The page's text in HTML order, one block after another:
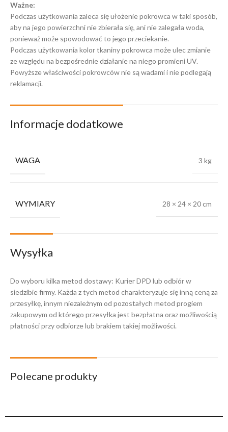
Ważne:
Podczas użytkowania zaleca się ułożenie pokrowca w taki sposób,
aby na jego powierzchni nie zbierała się, ani nie zalegała woda,
ponieważ może spowodować to jego przeciekanie.
Podczas użytkowania kolor tkaniny pokrowca może ulec zmianie
ze względu na bezpośrednie działanie na niego promieni UV.
Powyższe właściwości pokrowców nie są wadami i nie podlegają
reklamacji.
Informacje dodatkowe
WAGA 3 kg
WYMIARY 28 × 24 × 20 cm
Wysyłka
Do wyboru kilka metod dostawy: Kurier DPD lub odbiór w
siedzibie firmy. Każda z tych metod charakteryzuje się inną ceną za
przesyłkę, innym niezależnym od pozostałych metod progiem
zakupowym od którego przesyłka jest bezpłatna oraz możliwością
płatności przy odbiorze lub brakiem takiej możliwości.
Polecane produkty